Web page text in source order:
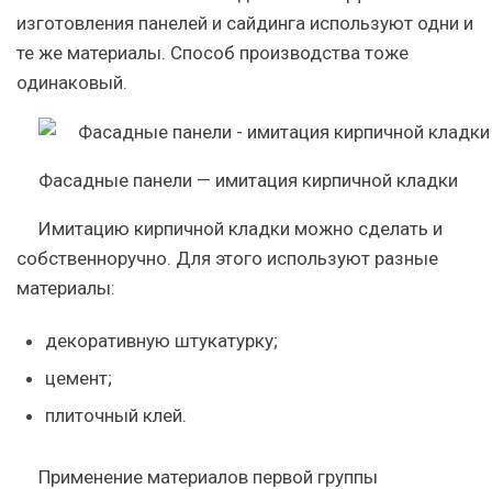
изготовления панелей и сайдинга используют одни и
те же материалы. Способ производства тоже
одинаковый.
Фасадные панели — имитация кирпичной кладки
Имитацию кирпичной кладки можно сделать и
собственноручно. Для этого используют разные
материалы:
декоративную штукатурку;
цемент;
плиточный клей.
Применение материалов первой группы